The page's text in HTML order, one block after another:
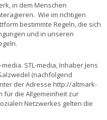
in dem Menschen
Wie im richtigen
bestimmte Regeln, die sich
und in unseren
STL-media, Inhaber Jens
(nachfolgend
der Adresse http://altmark-
für die Allgemeinheit zur
Netzwerkes gelten die